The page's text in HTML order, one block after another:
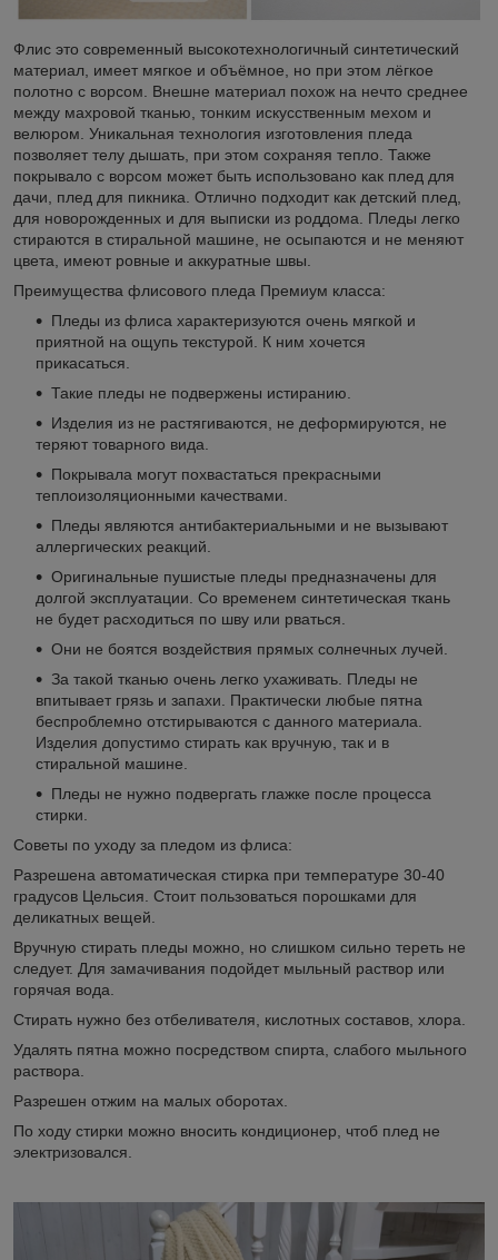
Флис это современный высокотехнологичный синтетический
материал, имеет мягкое и объёмное, но при этом лёгкое
полотно с ворсом. Внешне материал похож на нечто среднее
между махровой тканью, тонким искусственным мехом и
велюром. Уникальная технология изготовления пледа
позволяет телу дышать, при этом сохраняя тепло. Также
покрывало с ворсом может быть использовано как плед для
дачи, плед для пикника. Отлично подходит как детский плед,
для новорожденных и для выписки из роддома. Пледы легко
стираются в стиральной машине, не осыпаются и не меняют
цвета, имеют ровные и аккуратные швы.
Преимущества флисового пледа Премиум класса:
Пледы из флиса характеризуются очень мягкой и
приятной на ощупь текстурой. К ним хочется
прикасаться.
Такие пледы не подвержены истиранию.
Изделия из не растягиваются, не деформируются, не
теряют товарного вида.
Покрывала могут похвастаться прекрасными
теплоизоляционными качествами.
Пледы являются антибактериальными и не вызывают
аллергических реакций.
Оригинальные пушистые пледы предназначены для
долгой эксплуатации. Со временем синтетическая ткань
не будет расходиться по шву или рваться.
Они не боятся воздействия прямых солнечных лучей.
За такой тканью очень легко ухаживать. Пледы не
впитывает грязь и запахи. Практически любые пятна
беспроблемно отстирываются с данного материала.
Изделия допустимо стирать как вручную, так и в
стиральной машине.
Пледы не нужно подвергать глажке после процесса
стирки.
Советы по уходу за пледом из флиса:
Разрешена автоматическая стирка при температуре 30-40
градусов Цельсия. Стоит пользоваться порошками для
деликатных вещей.
Вручную стирать пледы можно, но слишком сильно тереть не
следует. Для замачивания подойдет мыльный раствор или
горячая вода.
Стирать нужно без отбеливателя, кислотных составов, хлора.
Удалять пятна можно посредством спирта, слабого мыльного
раствора.
Разрешен отжим на малых оборотах.
По ходу стирки можно вносить кондиционер, чтоб плед не
электризовался.